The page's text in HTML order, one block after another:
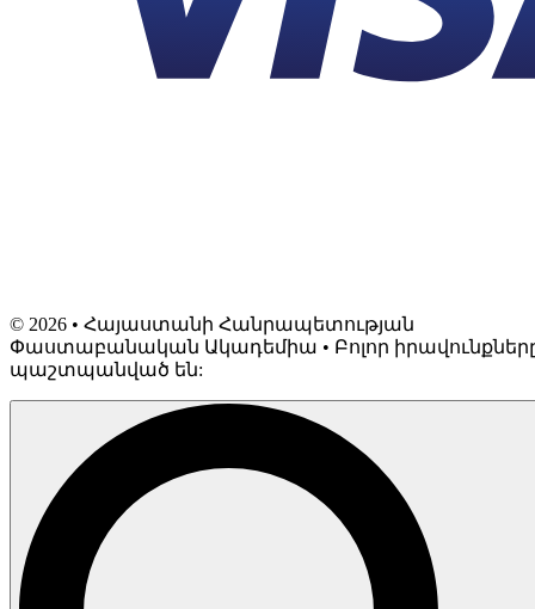
© 2026 • Հայաստանի Հանրապետության
Փաստաբանական Ակադեմիա • Բոլոր
պաշտպանված են: